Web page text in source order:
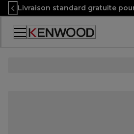
Skip
to
Content
Livraison standard gratuite
Accessibility